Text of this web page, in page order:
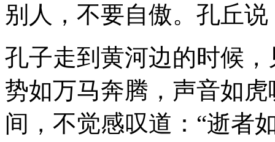
别人，不要自傲。孔丘
孔子走到黄河边的时候
势如万马奔腾，声音如
间，不觉感叹道：“逝者